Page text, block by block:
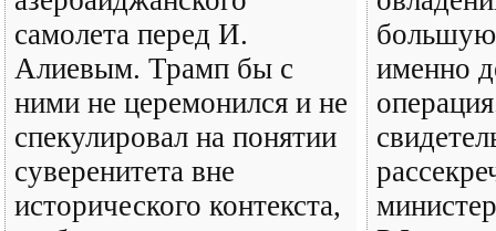
самолета перед И.
Алиевым. Трамп бы с
ними не церемонился и не
спекулировал на понятии
суверенитета вне
исторического контекста,
большую
именно